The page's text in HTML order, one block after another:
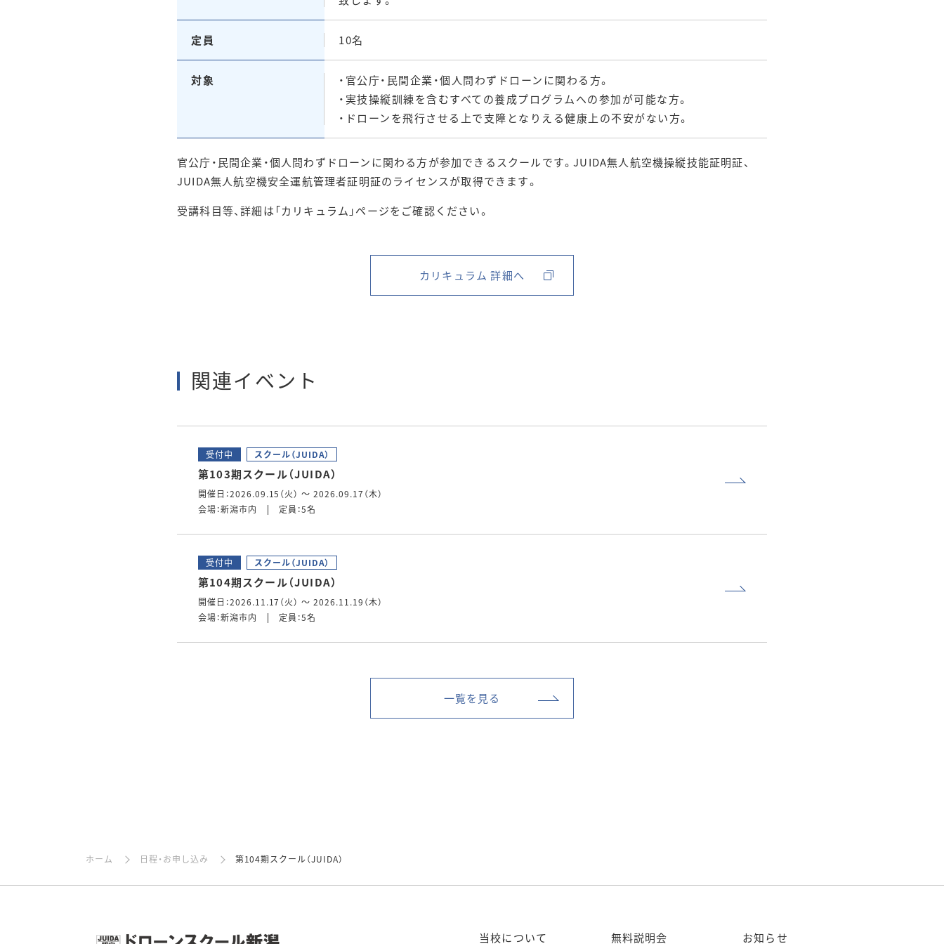
定員 10名
対象
・官公庁・民間企業・個人問わずドローンに関わる方。
・実技操縦訓練を含むすべての養成プログラムへの参加が可能な方。
・ドローンを飛行させる上で支障となりえる健康上の不安がない方。
官公庁・民間企業・個人問わずドローンに関わる方が参加できるスクールです。JUIDA無人航空機操縦技能証明証、
JUIDA無人航空機安全運航管理者証明証のライセンスが取得できます。
受講科目等、詳細は「カリキュラム」ページをご確認ください。
カリキュラム 詳細へ
関連イベント
受付中 スクール（JUIDA）
第103期スクール（JUIDA）
開催日：2026.09.15（火） ～ 2026.09.17（木）
会場：新潟市内
定員：5名
受付中 スクール（JUIDA）
第104期スクール（JUIDA）
開催日：2026.11.17（火） ～ 2026.11.19（木）
会場：新潟市内
定員：5名
一覧を見る
ホーム 日程・お申し込み 第104期スクール（JUIDA）
当校について 無料説明会 お知らせ